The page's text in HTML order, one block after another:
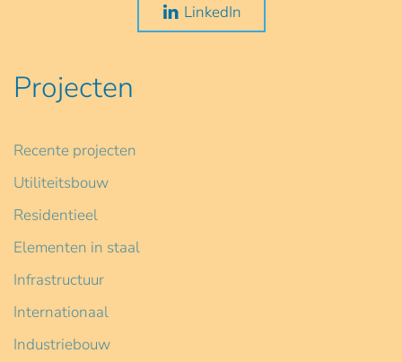
LinkedIn
Projecten
Recente projecten
Utiliteitsbouw
Residentieel
Elementen in staal
Infrastructuur
Internationaal
Industriebouw